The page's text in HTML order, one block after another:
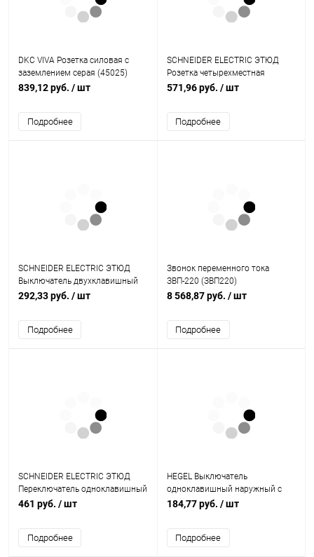
DKC VIVA Розетка силовая с
заземлением серая (45025)
839,12 руб. / шт
Подробнее
SCHNEIDER ELECTRIC ЭТЮД
Розетка четырехместная
наружная без заземления без
205B)
571,96 руб. / шт
Подробнее
SCHNEIDER ELECTRIC ЭТЮД
Выключатель двухклавишный
наружный белый сх.5 (BA10-
292,33 руб. / шт
Подробнее
Звонок переменного тока
ЗВП-220 (ЗВП220)
8 568,87 руб. / шт
Подробнее
SCHNEIDER ELECTRIC ЭТЮД
Переключатель одноклавишный
наружный IP44 белый схема 6
461 руб. / шт
Подробнее
HEGEL Выключатель
одноклавишный наружный с
изоляционной пластиной
184,77 руб. / шт
Подробнее